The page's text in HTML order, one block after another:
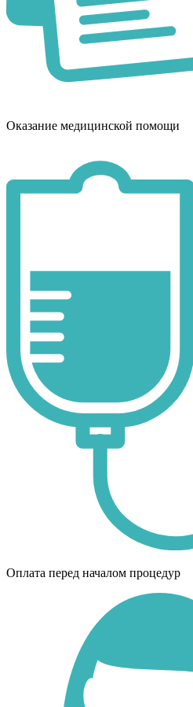
Оказание медицинской помощи
Оплата перед началом процедур